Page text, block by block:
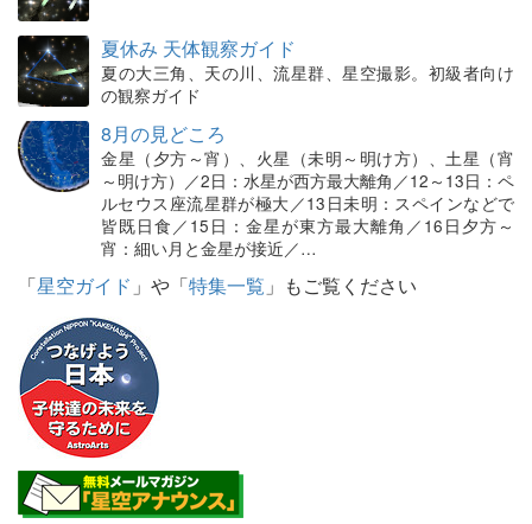
夏休み 天体観察ガイド
夏の大三角、天の川、流星群、星空撮影。初級者向け
の観察ガイド
8月の見どころ
金星（夕方～宵）、火星（未明～明け方）、土星（宵
～明け方）／2日：水星が西方最大離角／12～13日：ペ
ルセウス座流星群が極大／13日未明：スペインなどで
皆既日食／15日：金星が東方最大離角／16日夕方～
宵：細い月と金星が接近／…
「星空ガイド 」や「特集一覧 」もご覧ください